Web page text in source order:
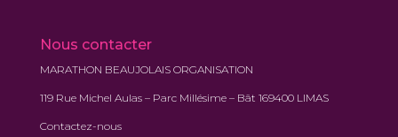
Nous contacter
MARATHON BEAUJOLAIS ORGANISATION
119 Rue Michel Aulas – Parc Millésime – Bât 169400 LIMAS
Contactez-nous